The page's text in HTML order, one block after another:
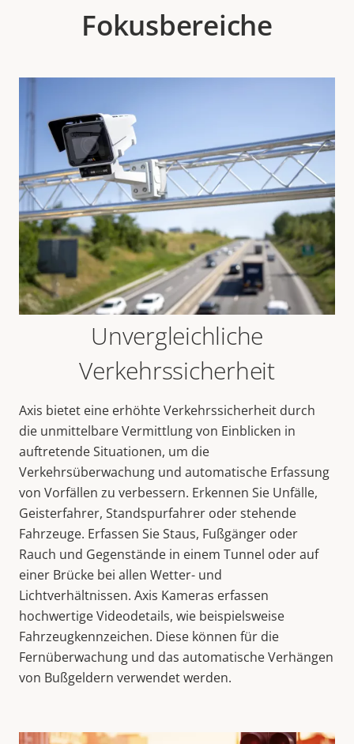
Fokusbereiche
Unvergleichliche
Verkehrssicherheit
Axis bietet eine erhöhte Verkehrssicherheit durch
die unmittelbare Vermittlung von Einblicken in
auftretende Situationen, um die
Verkehrsüberwachung und automatische Erfassung
von Vorfällen zu verbessern. Erkennen Sie Unfälle,
Geisterfahrer, Standspurfahrer oder stehende
Fahrzeuge. Erfassen Sie Staus, Fußgänger oder
Rauch und Gegenstände in einem Tunnel oder auf
einer Brücke bei allen Wetter- und
Lichtverhältnissen. Axis Kameras erfassen
hochwertige Videodetails, wie beispielsweise
Fahrzeugkennzeichen. Diese können für die
Fernüberwachung und das automatische Verhängen
von Bußgeldern verwendet werden.